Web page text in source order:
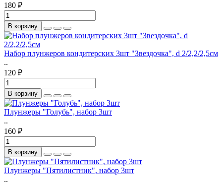
180 ₽
В корзину
Набор плунжеров кондитерских 3шт "Звездочка", d 2/2,2/2,5см
..
120 ₽
В корзину
Плунжеры "Голубь", набор 3шт
..
160 ₽
В корзину
Плунжеры "Пятилистник", набор 3шт
..